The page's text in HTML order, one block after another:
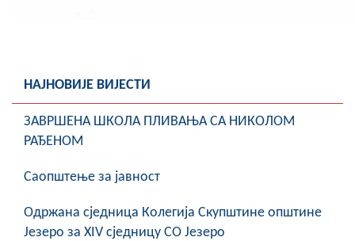
НАЈНОВИЈЕ ВИЈЕСТИ
ЗАВРШЕНА ШКОЛА ПЛИВАЊА СА НИКОЛОМ
РАЂЕНОМ
Саопштење за јавност
Oдржана сједница Колегија Скупштине општине
Језеро за XIV сједницу СО Језеро